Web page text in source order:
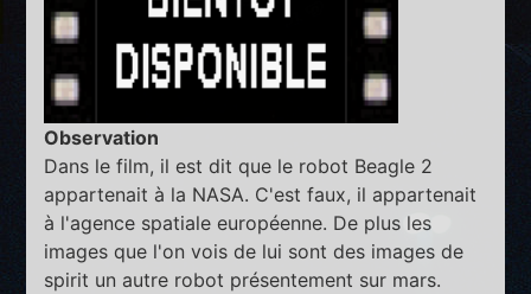
Observation
Dans le film, il est dit que le robot Beagle 2
appartenait à la NASA. C'est faux, il appartenait
à l'agence spatiale européenne. De plus les
images que l'on vois de lui sont des images de
spirit un autre robot présentement sur mars.